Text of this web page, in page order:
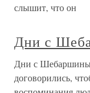
слышит, что он
Дни с
Дни с
договорились,